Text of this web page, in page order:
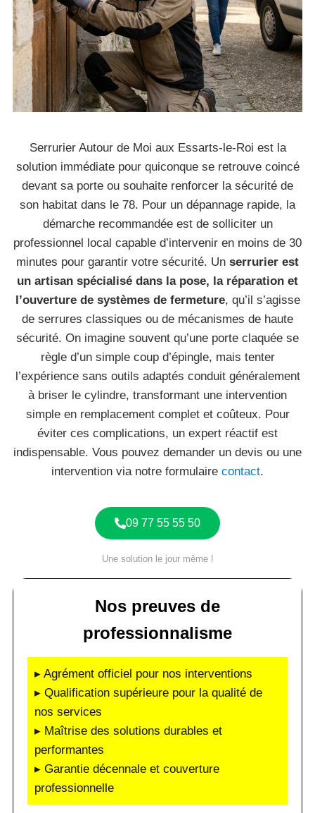
Serrurier Autour de Moi aux Essarts-le-Roi est la
solution immédiate pour quiconque se retrouve coincé
devant sa porte ou souhaite renforcer la sécurité de
son habitat dans le 78. Pour un dépannage rapide, la
démarche recommandée est de solliciter un
professionnel local capable d’intervenir en moins de 30
minutes pour garantir votre sécurité. Un serrurier est
un artisan spécialisé dans la pose, la réparation et
l’ouverture de systèmes de fermeture, qu’il s’agisse
de serrures classiques ou de mécanismes de haute
sécurité. On imagine souvent qu’une porte claquée se
règle d’un simple coup d’épingle, mais tenter
l’expérience sans outils adaptés conduit généralement
à briser le cylindre, transformant une intervention
simple en remplacement complet et coûteux. Pour
éviter ces complications, un expert réactif est
indispensable. Vous pouvez demander un devis ou une
intervention via notre formulaire contact.
09 77 55 55 50
Une solution le jour même !
Nos preuves de
professionnalisme
▸ Agrément officiel pour nos interventions
▸ Qualification supérieure pour la qualité de
nos services
▸ Maîtrise des solutions durables et
performantes
▸ Garantie décennale et couverture
professionnelle